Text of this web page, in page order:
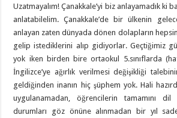
Uzatmayalım! Çanakkale’yi biz anlayamadık ki
anlatabilelim. Çanakkale’de bir ülkenin
anlayan zaten dünyada dönen dolapların
gelip istediklerini alıp gidiyorlar. Geçtiğimiz
yok iken birden bire ortaokul 5.sınıflarda
İngilizce’ye ağırlık verilmesi değişikliği
geldiğinden inanın hiç şüphem yok. Hali
uygulanamadan, öğrencilerin tamamını
durumları göz önüne alınmadan bir yıl